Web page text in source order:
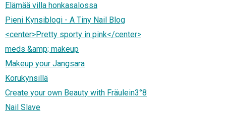
Elämää villa honkasalossa
Pieni Kynsiblogi - A Tiny Nail Blog
<center>Pretty sporty in pink</center>
meds &amp; makeup
Makeup your Jangsara
Korukynsillä
Create your own Beauty with Fräulein3°8
Nail Slave